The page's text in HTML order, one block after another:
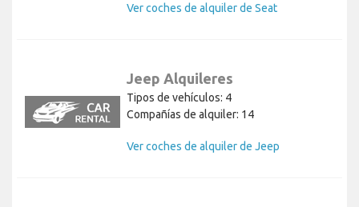
Ver coches de alquiler de Seat
Jeep Alquileres
Tipos de vehículos: 4
Compañías de alquiler: 14
Ver coches de alquiler de Jeep